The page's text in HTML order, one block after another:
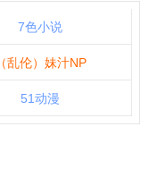
7色小说
（乱伦）妹汁NP
51动漫